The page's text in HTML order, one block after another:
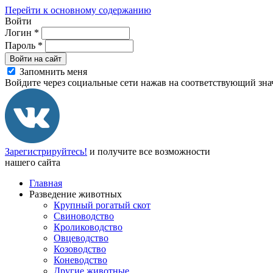
Перейти к основному содержанию
Войти
Логин *
Пароль *
Войти на сайт
Запомнить меня
Войдите через социальные сети нажав на соответствующий
Зарегистрируйтесь! и получите все возможности
нашего сайта
Главная
Разведение животных
Крупный рогатый скот
Свиноводство
Кролиководство
Овцеводство
Козоводство
Коневодство
Другие животные